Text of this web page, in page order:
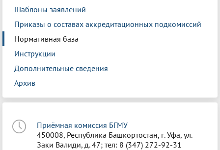
Шаблоны заявлений
Приказы о составах аккредитационных подкомиссий
Нормативная база
Инструкции
Дополнительные сведения
Архив
Приёмная комиссия БГМУ
450008, Республика Башкортостан, г. Уфа, ул.
Заки Валиди, д. 47; тел: 8 (347) 272-92-31